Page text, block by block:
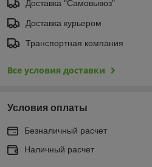
Доставка "Самовывоз"
Доставка курьером
Транспортная компания
Все условия доставки
Условия оплаты
Безналичный расчет
Наличный расчет